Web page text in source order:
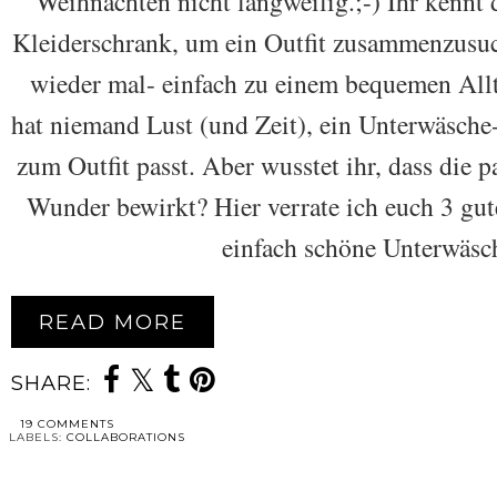
Kleiderschrank, um ein Outfit
wieder mal- einfach zu einem bequemen
hat niemand Lust (und Zeit), ein
zum Outfit passt. Aber wusstet ihr, dass die
Wunder bewirkt? Hier verrate ich euch 3
einfach schöne
READ MORE
SHARE:
19 COMMENTS
LABELS: COLLABORATIONS